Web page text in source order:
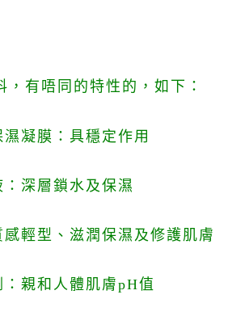
，有唔同的特性的，如下：
凝膜：具穩定作用
深層鎖水及保濕
感輕型、滋潤保濕及修護肌膚
親和人體肌膚pH值